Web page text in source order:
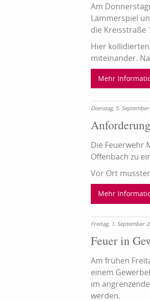
Am
Lämmerspiel
die Kreisstraße
Hier
miteinander.
Mehr
Dienstag, 5.
Die Feuerwehr
Offenbach zu
Vor Ort
Mehr
Freitag, 1. September
Feuer in
Am frühen
einem
im
werden.